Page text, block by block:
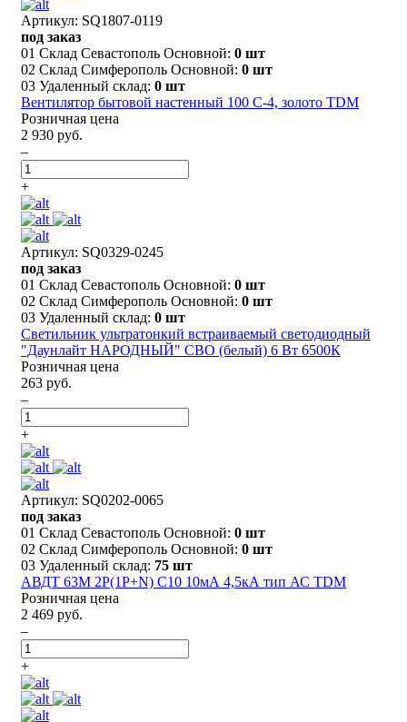
Артикул: SQ1807-0119
под заказ
01 Склад Севастополь Основной: 0 шт
02 Склад Симферополь Основной: 0 шт
03 Удаленный склад: 0 шт
Вентилятор бытовой настенный 100 С-4, золото TDM
Розничная цена
2 930 руб.
–
+
Артикул: SQ0329-0245
под заказ
01 Склад Севастополь Основной: 0 шт
02 Склад Симферополь Основной: 0 шт
03 Удаленный склад: 0 шт
Светильник ультратонкий встраиваемый светодиодный
"Даунлайт НАРОДНЫЙ" СВО (белый) 6 Вт 6500К
Розничная цена
263 руб.
–
+
Артикул: SQ0202-0065
под заказ
01 Склад Севастополь Основной: 0 шт
02 Склад Симферополь Основной: 0 шт
03 Удаленный склад: 75 шт
АВДТ 63М 2P(1P+N) C10 10мА 4,5кА тип АС TDM
Розничная цена
2 469 руб.
–
+